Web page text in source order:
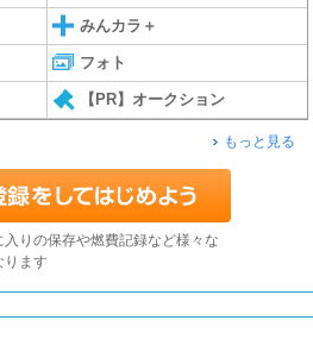
みんカラ＋
フォト
【PR】オークション
もっと見る
入りの保存や燃費記録など様々な
ります